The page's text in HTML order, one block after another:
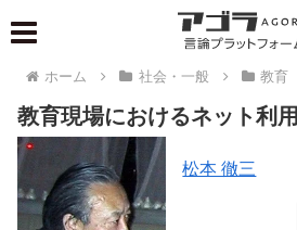
ホーム 社会・一般 教育
教育現場におけるネット利用
松本 徹三